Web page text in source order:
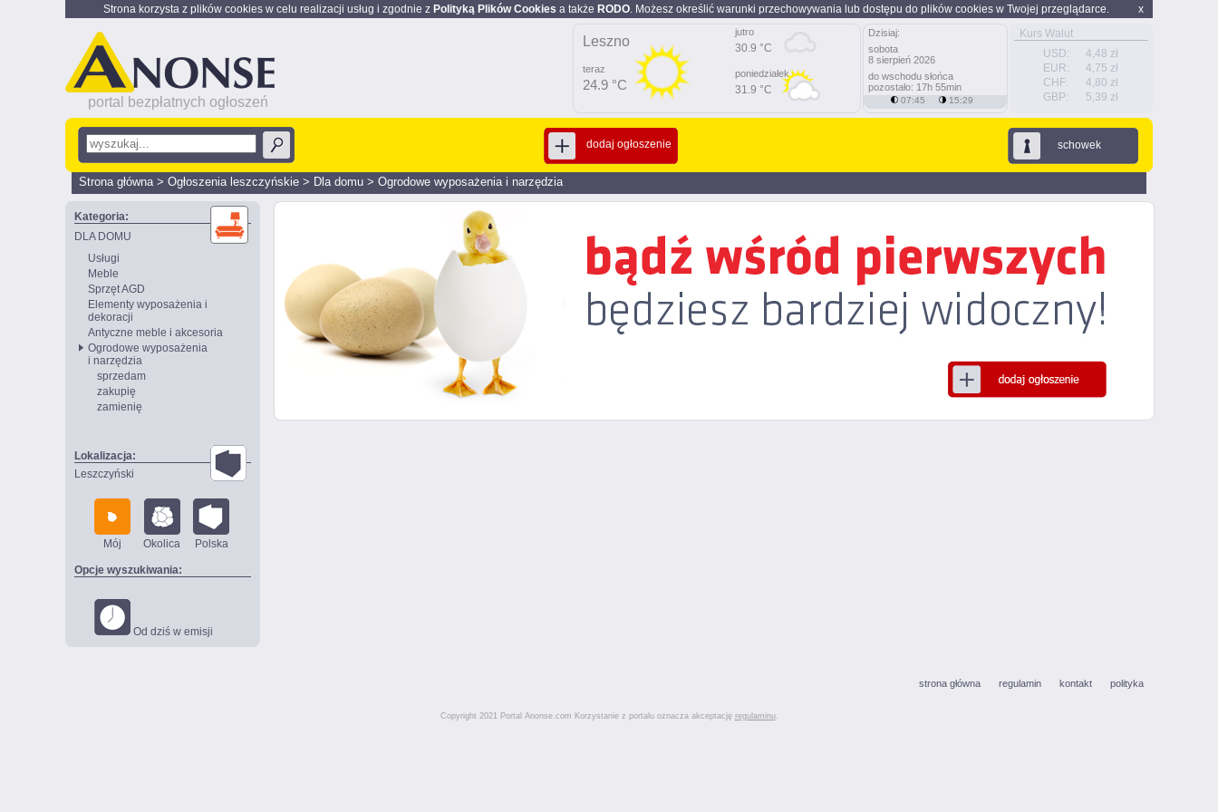
x
Strona korzysta z plików cookies w celu realizacji usług i zgodnie z Polityką Plików Cookies a także RODO. Możesz określić warunki przechowywania lub dostępu do plików cookies w Twojej przeglądarce.
portal bezpłatnych ogłoszeń
Kurs Walut
USD:
4,48 zł
EUR:
4,75 zł
CHF:
4,80 zł
GBP:
5,39 zł
Leszno
teraz
24.9 °C
jutro
30.9 °C
poniedziałek
31.9 °C
Dzisiaj:
sobota
8 sierpień 2026
do wschodu słońca
pozostało: 17h 55min
07:45 15:29
schowek
dodaj ogłoszenie
Strona główna> Ogłoszenia leszczyńskie > Dla domu > Ogrodowe wyposażenia i narzędzia
Kategoria:
DLA DOMU
Usługi
Meble
Sprzęt AGD
Elementy wyposażenia i
dekoracji
Antyczne meble i akcesoria
Ogrodowe wyposażenia
i narzędzia
sprzedam
zakupię
zamienię
Lokalizacja:
Leszczyński
Mój Okolica Polska
Opcje wyszukiwania:
Od dziś w emisji
strona główna regulamin kontakt polityka
Copyright 2021 Portal Anonse.com Korzystanie z portalu oznacza akceptację regulaminu.